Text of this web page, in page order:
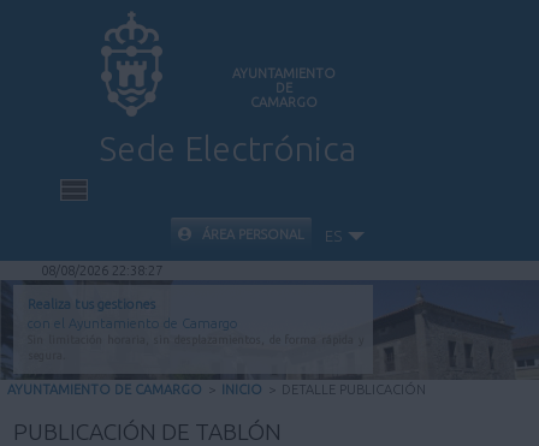
AYUNTAMIENTO
DE
CAMARGO
Sede Electrónica
INICIO
INFORMACIÓN PÚBLICA
CARPETA CIUDADANA
VALIDACIÓN DE DOCUMENTOS
ÁREA PERSONAL ES
08/08/2026 22:38:27
Realiza tus gestiones
con el Ayuntamiento de Camargo
AYUNTAMIENTO DE CAMARGO > INICIO > DETALLE PUBLICACIÓN
PUBLICACIÓN DE TABLÓN